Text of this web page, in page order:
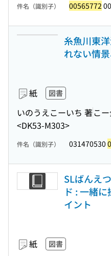
件名（識別子） 00565772
糸魚川東
れない情
紙 図書
いのうえこーいち 著こ
<DK53-M303>
件名（識別子） 031470530
SLばんえ
ド : 一緒
イント
紙 図書